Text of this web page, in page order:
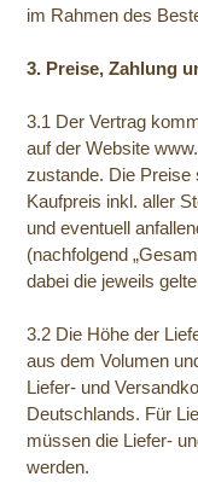
im Rahmen des
3. Preise, Zahlung
3.1 Der Vertrag
auf der Website
zustande. Die
Kaufpreis inkl. aller
und eventuell
(nachfolgend
dabei die jeweils
3.2 Die Höhe der
aus dem Volumen
Liefer- und
Deutschlands. Für
müssen die Liefer-
werden.